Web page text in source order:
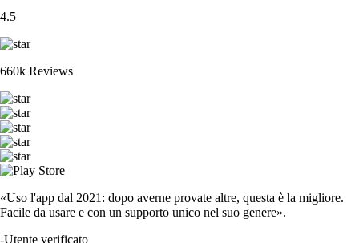
4.5
660k Reviews
«Uso l'app dal 2021: dopo averne provate altre, questa è la migliore.
Facile da usare e con un supporto unico nel suo genere».
-Utente verificato